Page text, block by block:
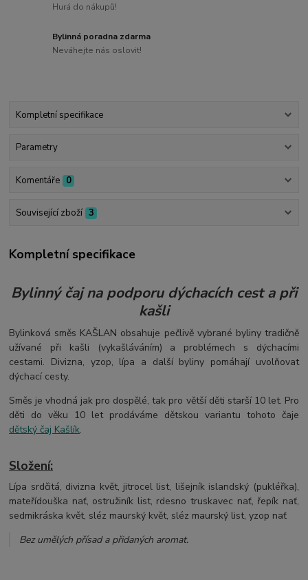
Hurá do nákupů!
Bylinná poradna zdarma
Neváhejte nás oslovit!
Kompletní specifikace
Parametry
Komentáře 0
Související zboží 3
Kompletní specifikace
Bylinný čaj na podporu dýchacích cest a při
kašli
Bylinková směs KAŠLAN obsahuje pečlivě vybrané byliny tradičně
užívané při kašli (vykašláváním) a problémech s dýchacími
cestami. Divizna, yzop, lípa a další byliny pomáhají uvolňovat
dýchací cesty.
Směs je vhodná jak pro dospělé, tak pro větší děti starší 10 let. Pro
děti do věku 10 let prodáváme dětskou variantu tohoto čaje
dětský čaj Kašlík.
Složení:
Lípa srdčitá, divizna květ, jitrocel list, lišejník islandský (pukléřka),
mateřídouška nať, ostružiník list, rdesno truskavec nať, řepík nať,
sedmikráska květ, sléz maurský květ, sléz maurský list, yzop nať
Bez umělých přísad a přidaných aromat.